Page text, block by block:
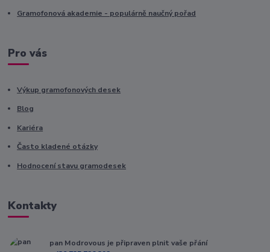
Gramofonová akademie - populárně naučný pořad
Pro vás
Výkup gramofonových desek
Blog
Kariéra
Často kladené otázky
Hodnocení stavu gramodesek
Kontakty
pan Modrovous je připraven plnit vaše přání